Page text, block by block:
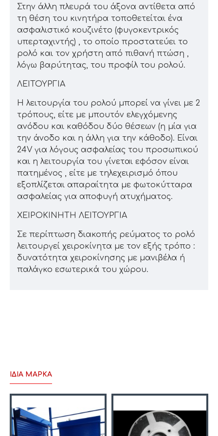
Στην άλλη πλευρά του άξονα αντίθετα από
τη θέση του κινητήρα τοποθετείται ένα
ασφαλιστικό κουζινέτο (φυγοκεντρικός
υπερταχιντής) , το οποίο προστατεύει το
ρολό και τον χρήστη από πιθανή πτώση ,
λόγω βαρύτητας, του προφίλ του ρολού.
ΛΕΙΤΟΥΡΓΙΑ
Η λειτουργία του ρολού μπορεί να γίνει με 2
τρόπους, είτε με μπουτόν ελεγχόμενης
ανόδου και καθόδου δύο θέσεων (η μία για
την άνοδο και η άλλη για την κάθοδο). Είναι
24V για λόγους ασφαλείας του προσωπικού
και η λειτουργία του γίνεται εφόσον είναι
πατημένος , είτε με τηλεχειρισμό όπου
εξοπλίζεται απαραίτητα με φωτοκύτταρα
ασφαλείας για αποφυγή ατυχήματος.
ΧΕΙΡΟΚΙΝΗΤΗ ΛΕΙΤΟΥΡΓΙΑ
Σε περίπτωση διακοπής ρεύματος το ρολό
λειτουργεί χειροκίνητα με τον εξής τρόπο :
δυνατότητα χειροκίνησης με μανιβέλα ή
παλάγκο εσωτερικά του χώρου.
ΊΔΙΑ ΜΆΡΚΑ